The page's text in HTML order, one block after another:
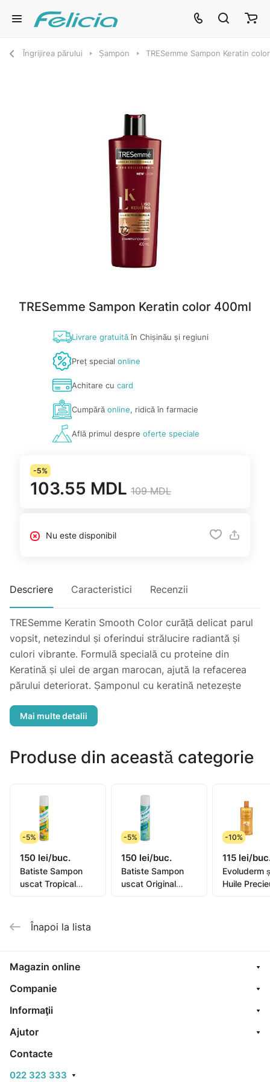
Îngrijirea părului Șampon TRESemme Sampon Keratin
TRESemme Sampon Keratin color 400ml
Livrare gratuităîn Chișinău și regiuni
Preț special online
Achitare cu card
Cumpărăonline, ridică în farmacie
Află primul despre oferte speciale
-5%
103.55 MDL 109 MDL
Nu este disponibil
Descriere Caracteristici Recenzii
TRESemme Keratin Smooth Color curăță delicat parul
vopsit, netezindul și oferindui strălucire radiantă și
culori vibrante. Formulă specială cu proteine din
Keratină și ulei de argan marocan, ajută la refacerea
părului deteriorat. Șamponul cu keratină netezește
încrețirea.
Produse din această categorie
-5%
150 lei/buc.
Batiste Sampon
uscat Tropical
-5%
150 lei/buc.
Batiste Sampon
uscat Original
-10%
115 lei/
Evoluderm
Huile
Înapoi la lista
Magazin online
Companie
Informaţii
Ajutor
Contacte
022 323 333